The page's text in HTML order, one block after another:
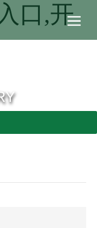
口,开